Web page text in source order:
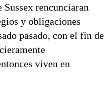
rencunciaran
y obligaciones
pasado, con el fin de
viven en